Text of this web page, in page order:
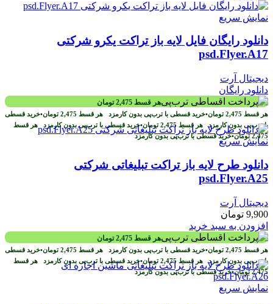
نمایش سریع
دانلود رایگان فایل لایه باز تراکت یکرو شرکتی
psd.Flyer.A17
دیجیتال آرت
دانلود رایگان
هر قسط 2,475 تومان
هر قسط 2,475 تومان•خرید قسطی با ترب‌پی بدون کارمزد هر قسط 2,475 تومان•خرید قسطی
با ترب‌پی بدون کارمزد هر قسط 2,475 تومان•خرید قسطی با ترب‌پی بدون کارمزد هر قسط
2,475 تومان•خرید قسطی با ترب‌پی بدون کارمزدنمایش سریع
دانلود طرح لايه باز تراکت تبلیغاتی شرکتی
psd.Flyer.A25
دیجیتال آرت
9,900 تومان
افزودن به سبد خرید
هر قسط 2,475 تومان
هر قسط 2,475 تومان•خرید قسطی با ترب‌پی بدون کارمزد هر قسط 2,475 تومان•خرید قسطی
با ترب‌پی بدون کارمزد هر قسط 2,475 تومان•خرید قسطی با ترب‌پی بدون کارمزد هر قسط
2,475 تومان•خرید قسطی با ترب‌پی بدون کارمزد
نمایش سریع